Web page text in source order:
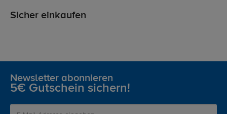
Sicher einkaufen
Newsletter abonnieren
5€ Gutschein sichern!